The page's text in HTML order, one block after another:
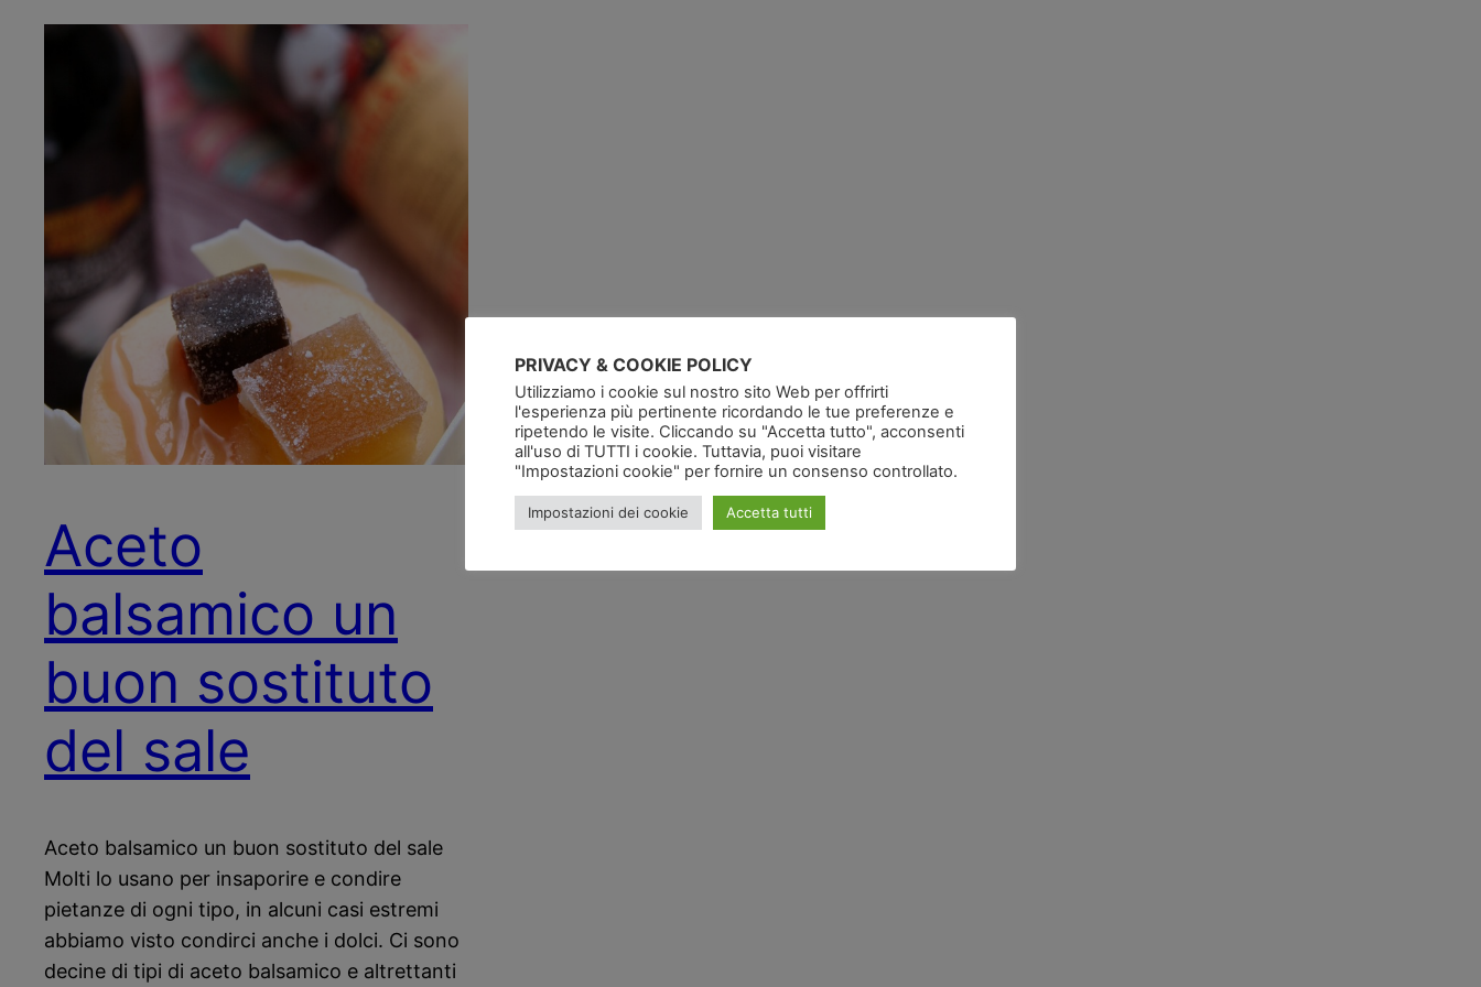
Aceto
balsamico un
buon sostituto
del sale
Aceto balsamico un buon sostituto del sale
Molti lo usano per insaporire e condire
pietanze di ogni tipo, in alcuni casi estremi
abbiamo visto condirci anche i dolci. Ci sono
decine di tipi di aceto balsamico e altrettanti
PRIVACY & COOKIE POLICY
Utilizziamo i cookie sul nostro sito Web per offrirti
l'esperienza più pertinente ricordando le tue preferenze e
ripetendo le visite. Cliccando su "Accetta tutto", acconsenti
all'uso di TUTTI i cookie. Tuttavia, puoi visitare
"Impostazioni cookie" per fornire un consenso controllato.
Impostazioni dei cookie Accetta tutti